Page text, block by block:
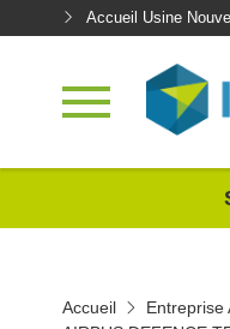
Accueil Usine
Accueil Entreprise